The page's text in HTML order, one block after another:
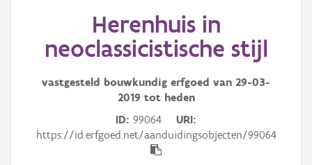
Aanduidingsobject
Waarneming
Gebeurtenis
Herenhuis in
neoclassicistische stijl
vastgesteld bouwkundig erfgoed van 29-03-
2019 tot heden
ID 99064
URI
https://id.erfgoed.net/aanduidingsobjecten/99064